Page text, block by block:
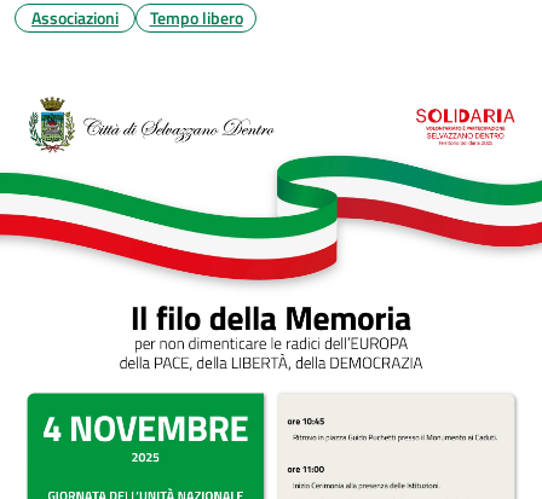
Associazioni Tempo libero